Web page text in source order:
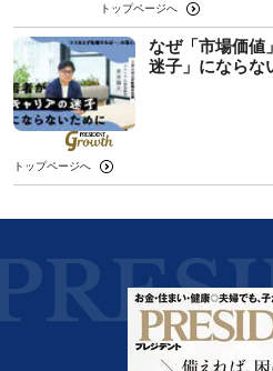
トップページへ
なぜ「市場価値
迷子」にならな
トップページへ